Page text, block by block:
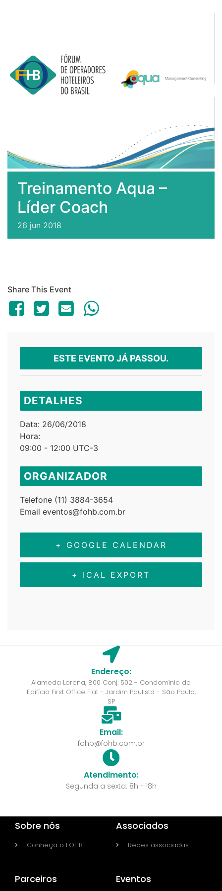
Treinamento Aqua –
Líder Coach
26 jun 2018
Share This Event
ESTE EVENTO JÁ PASSOU.
DETALHES
Data: 26/06/2018
Hora:
09:00 - 12:00 UTC-3
ORGANIZADOR
Telefone (11) 3884-3654
Email eventos@fohb.com.br
+ GOOGLE CALENDAR
+ ICAL EXPORT
Endereço:
Alameda Lorena, 800 Conj. 502 - Condomínio do
Edifício First Office Flat - Jardim Paulista - São Paulo,
SP
Email:
fohb@fohb.com.br
Atendimento:
Segunda a sexta: 8h - 18h
Sobre nós
Conheça o FOHB
Associados
Redes associadas
Parceiros Eventos